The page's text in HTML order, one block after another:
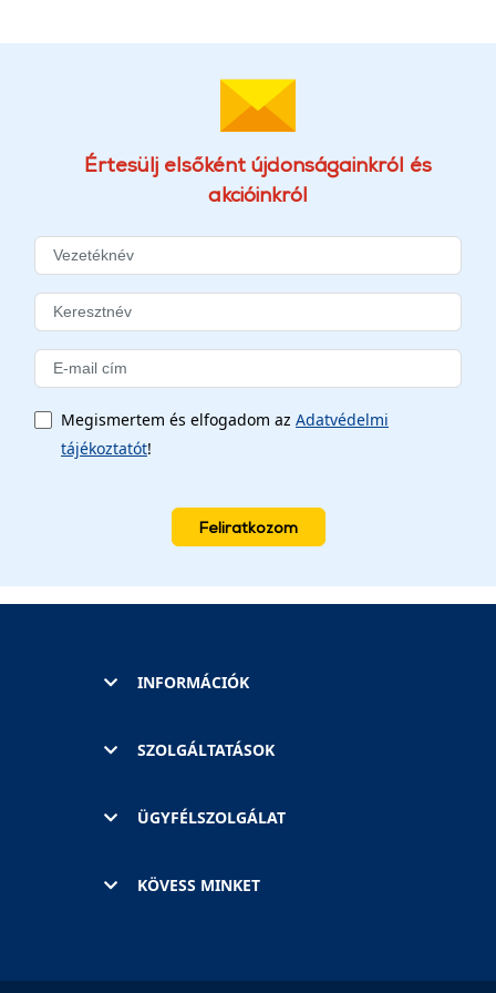
Értesülj elsőként újdonságainkról és
akcióinkról
Megismertem és elfogadom az Adatvédelmi
tájékoztatót!
Feliratkozom
INFORMÁCIÓK
SZOLGÁLTATÁSOK
ÜGYFÉLSZOLGÁLAT
KÖVESS MINKET